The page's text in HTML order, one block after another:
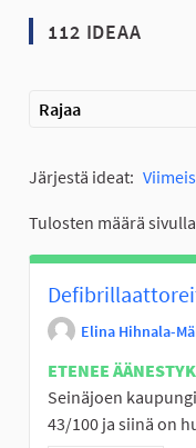
112 IDEAA
Rajaa
Järjestä ideat:
Tulosten määrä
Elina Hihnala-
ETENEE
Seinäjoen
43/100 ja siinä on